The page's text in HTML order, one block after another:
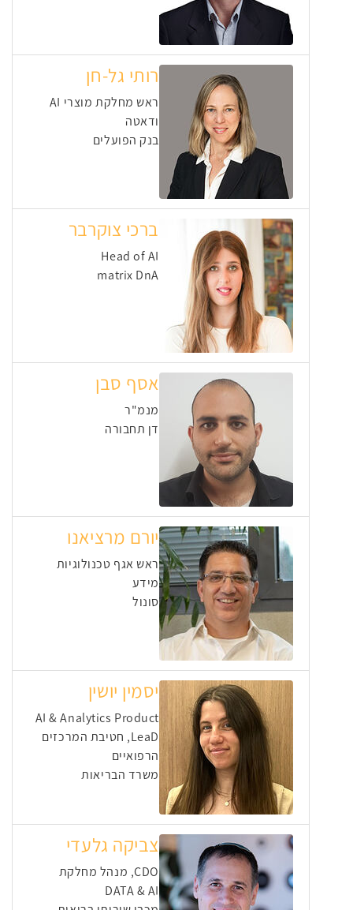
רותי גל-חן
ראש מחלקת מוצרי AI
ודאטה
בנק הפועלים
ברכי צוקרבר
Head of AI
matrix DnA
אסף סבן
מנמ"ר
דן תחבורה
יורם מרציאנו
ראש אגף טכנולוגיות
מידע
סונול
יסמין יושין
⁠AI & Analytics Product
LeaD, חטיבת המרכזים
הרפואיים
משרד הבריאות
צביקה גלעדי
CDO, מנהל מחלקת
DATA & AI